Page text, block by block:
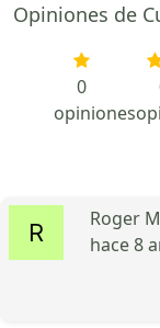
Opiniones de
0
opiniones
Roger
hace 8